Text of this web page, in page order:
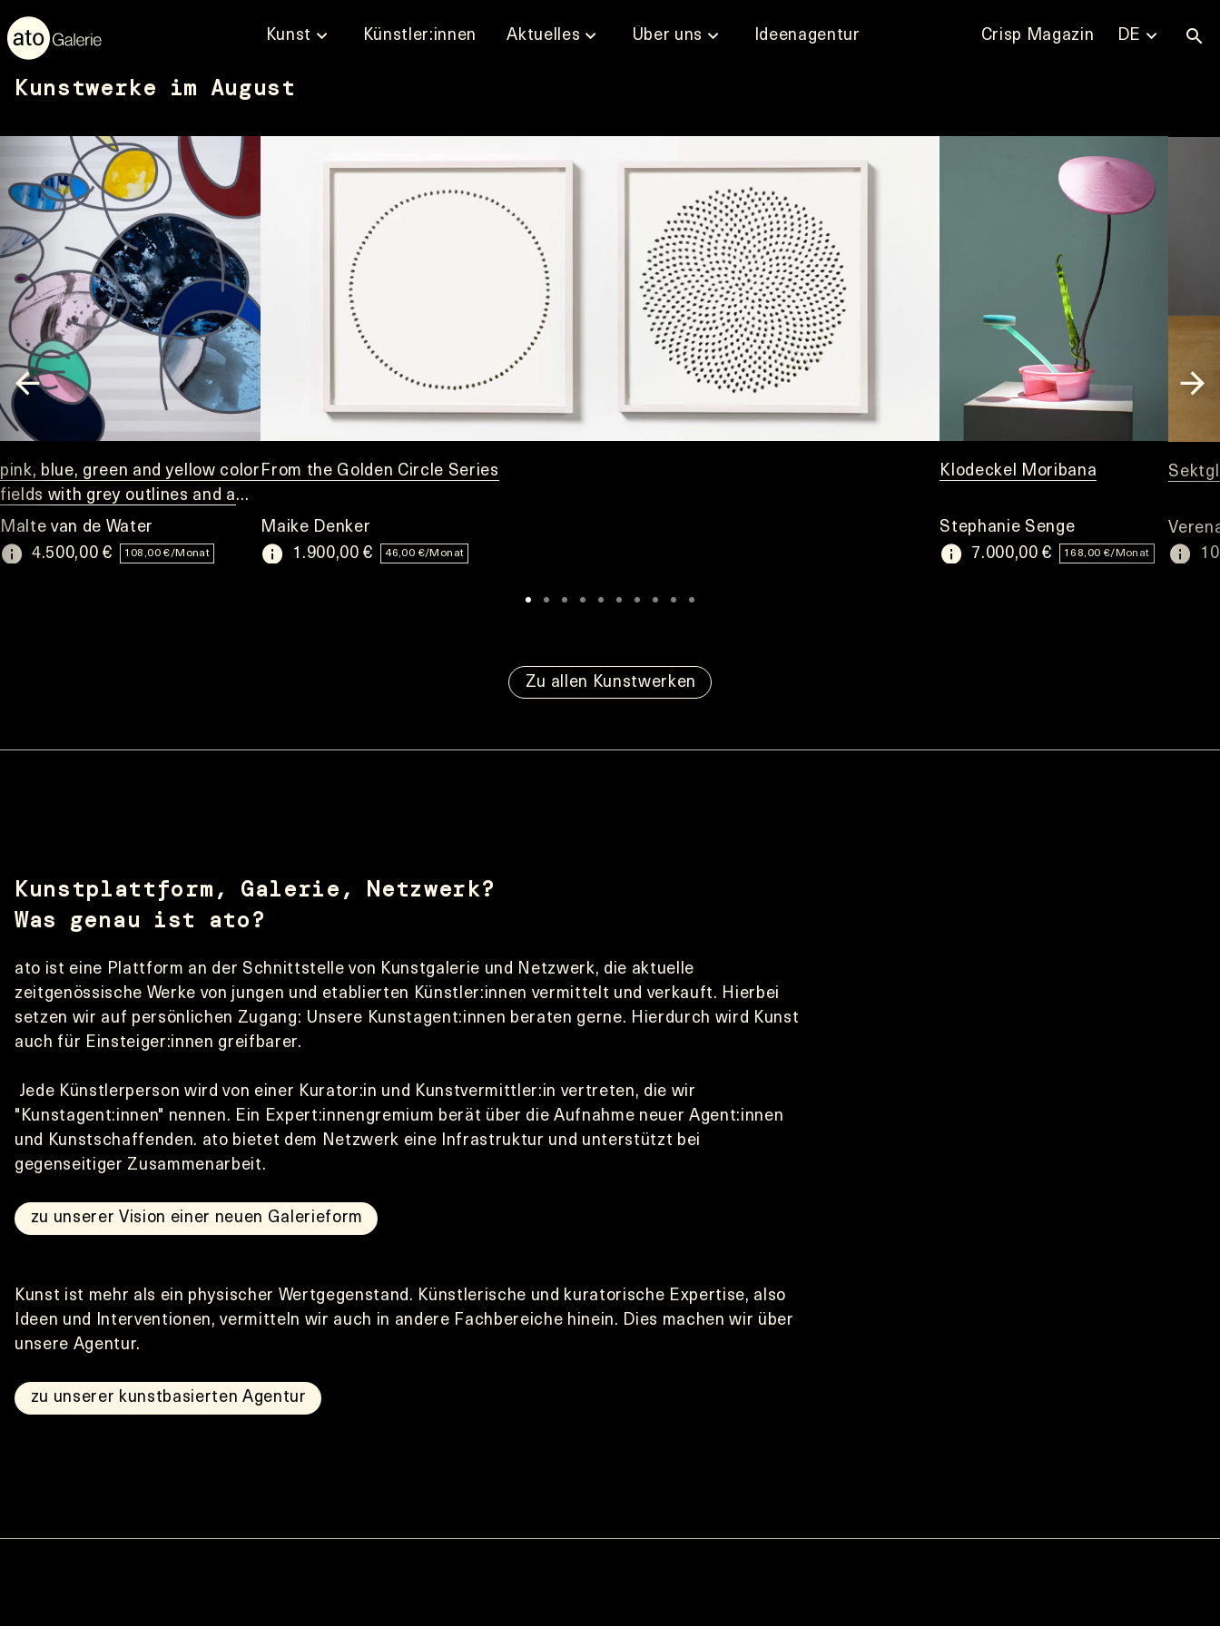
Kunst Künstler:innen Aktuelles Über uns Ideenagentur Crisp Magazin DE
Kunstwerke im August
pink, blue, green and yellow color
fields with grey outlines and a
red corner in front of grey and
white stripes
Malte van de Water
4.500,00 €
108,00 €/Monat
From the Golden Circle Series
Maike Denker
1.900,00 €
46,00 €/Monat
Klodeckel Moribana
Stephanie Senge
7.000,00 €
168,00 €/Monat
Zu allen Kunstwerken
Kunstplattform, Galerie, Netzwerk?
Was genau ist ato?
ato ist eine Plattform an der Schnittstelle von Kunstgalerie und Netzwerk, die aktuelle
zeitgenössische Werke von jungen und etablierten Künstler:innen vermittelt und verkauft. Hierbei
setzen wir auf persönlichen Zugang: Unsere Kunstagent:innen beraten gerne. Hierdurch wird Kunst
auch für Einsteiger:innen greifbarer.
"Kunstagent:innen" nennen. Ein Expert:innengremium berät über die Aufnahme neuer Agent:innen
und Kunstschaffenden. ato bietet dem Netzwerk eine Infrastruktur und unterstützt bei
gegenseitiger Zusammenarbeit.
zu unserer Vision einer neuen Galerieform
Kunst ist mehr als ein physischer Wertgegenstand. Künstlerische und kuratorische Expertise, also
Ideen und Interventionen, vermitteln wir auch in andere Fachbereiche hinein. Dies machen wir über
unsere Agentur.
zu unserer kunstbasierten Agentur